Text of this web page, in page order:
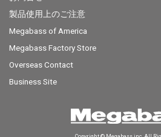
製品使用上のご注意
Megabass of America
Megabass Factory Store
Overseas Contact
Business Site